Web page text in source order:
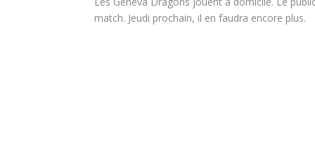
match. Jeudi prochain, il en faudra encore plus.